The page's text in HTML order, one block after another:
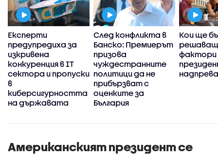
Експерти
предупредиха за
изкривена
конкуренция в IT
сектора и пропуски
в
киберсигурността
на държавата
След конфликта в
Банско: Премиерът
призова
чуждестранните
политици да не
прибързват с
оценките за
България
Кои ще
фактори
Американският президент се